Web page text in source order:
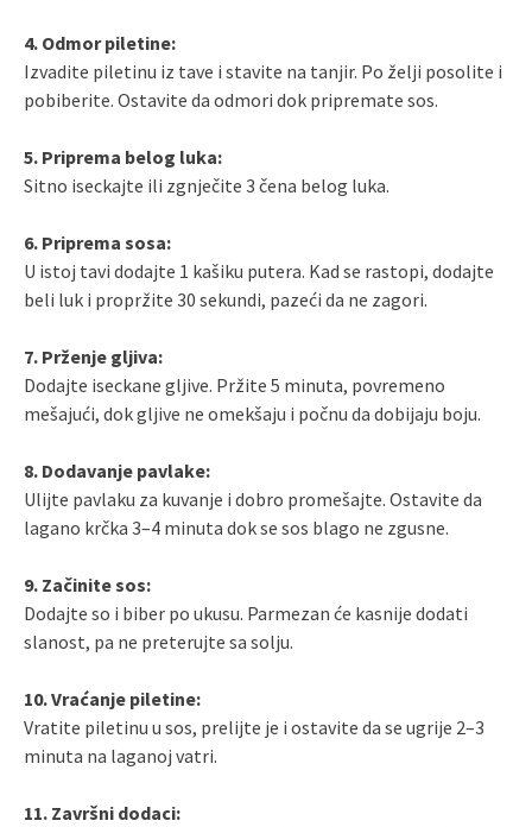
4. Odmor piletine:
Izvadite piletinu iz tave i stavite na tanjir. Po želji posolite i
pobiberite. Ostavite da odmori dok pripremate sos.
5. Priprema belog luka:
Sitno iseckajte ili zgnječite 3 čena belog luka.
6. Priprema sosa:
U istoj tavi dodajte 1 kašiku putera. Kad se rastopi, dodajte
beli luk i propržite 30 sekundi, pazeći da ne zagori.
7. Prženje gljiva:
Dodajte iseckane gljive. Pržite 5 minuta, povremeno
mešajući, dok gljive ne omekšaju i počnu da dobijaju boju.
8. Dodavanje pavlake:
Ulijte pavlaku za kuvanje i dobro promešajte. Ostavite da
lagano krčka 3–4 minuta dok se sos blago ne zgusne.
9. Začinite sos:
Dodajte so i biber po ukusu. Parmezan će kasnije dodati
slanost, pa ne preterujte sa solju.
10. Vraćanje piletine:
Vratite piletinu u sos, prelijte je i ostavite da se ugrije 2–3
minuta na laganoj vatri.
11. Završni dodaci: